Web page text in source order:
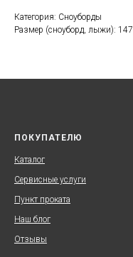
Категория: Сноуборды
Размер (сноуборд, лыжи): 147
ПОКУПАТЕЛЮ
Каталог
Сервисные услуги
Пункт проката
Наш блог
Отзывы